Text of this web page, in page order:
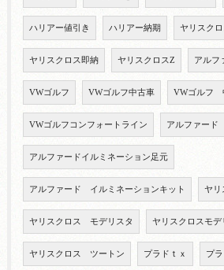
ハリアー値引き ハリアー納期 ヤリスク
ヤリスクロス即納 ヤリスクロスZ アルフ
VWゴルフ VWゴルフ中古車 VWゴルフ
VWゴルフコンフォートライン アルファード
アルファードイルミネーション足元
アルファード イルミネーションキット ヤ
ヤリスクロス モデリスタ ヤリスクロスモデ
ヤリスクロス ツートン プラドｔｘ プ